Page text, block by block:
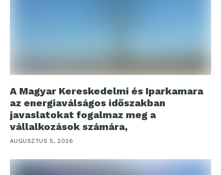
A Magyar Kereskedelmi és Iparkamara
az energiaválságos időszakban
javaslatokat fogalmaz meg a
vállalkozások számára,
AUGUSZTUS 5, 2026